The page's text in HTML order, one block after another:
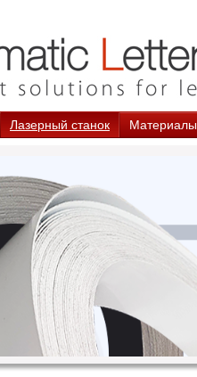
Лазерный станок Материалы